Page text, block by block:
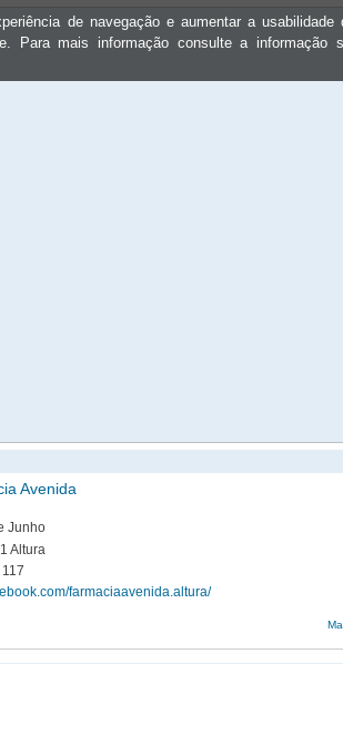
de navegação e aumentar a usabilidade
Para mais informação consulte a informação
Avenida
Junho
Altura
farmaciaavenida.altura/